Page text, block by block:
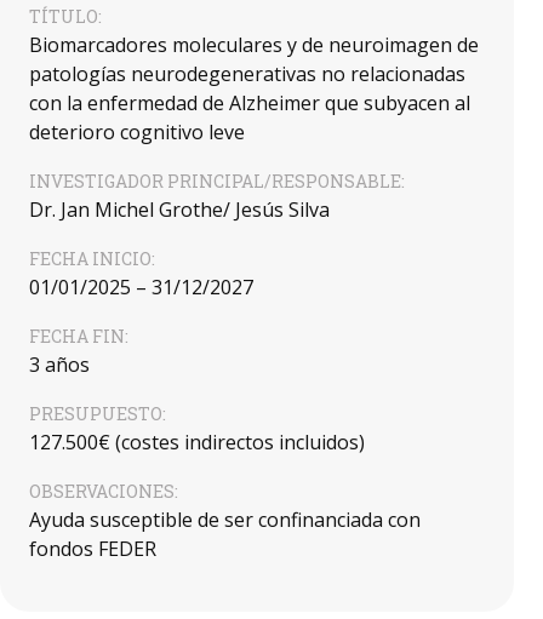
TÍTULO:
Biomarcadores moleculares y de neuroimagen de
patologías neurodegenerativas no relacionadas
con la enfermedad de Alzheimer que subyacen al
deterioro cognitivo leve
INVESTIGADOR PRINCIPAL/RESPONSABLE:
Dr. Jan Michel Grothe/ Jesús Silva
FECHA INICIO:
01/01/2025 – 31/12/2027
FECHA FIN:
3 años
PRESUPUESTO:
127.500€ (costes indirectos incluidos)
OBSERVACIONES:
Ayuda susceptible de ser confinanciada con
fondos FEDER